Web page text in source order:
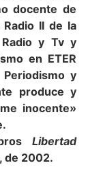
docente de
II de la
y Tv y
en ETER
y
produce y
inocente»
Libertad
, de 2002.